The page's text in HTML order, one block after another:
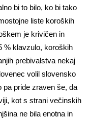
bi to bilo, ko bi tako
liste koroških
je krivičen in
% klavzulo, koroških
prebivalstva nekaj
volil slovensko
pa pride zraven še, da
kot s strani večinskih
ne bila enotna in